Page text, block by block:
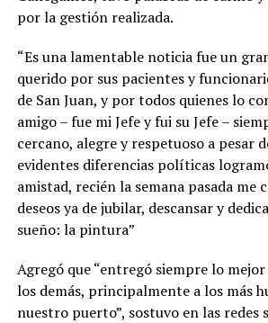
por la gestión realizada.
“Es una lamentable noticia fue un
querido por sus pacientes y
de San Juan, y por todos quienes lo
amigo – fue mi Jefe y fui su Jefe –
cercano, alegre y respetuoso a pesar
evidentes diferencias políticas
amistad, recién la semana pasada me
deseos ya de jubilar, descansar y
sueño: la pintura”
Agregó que “entregó siempre lo
los demás, principalmente a los más
nuestro puerto”, sostuvo en las redes